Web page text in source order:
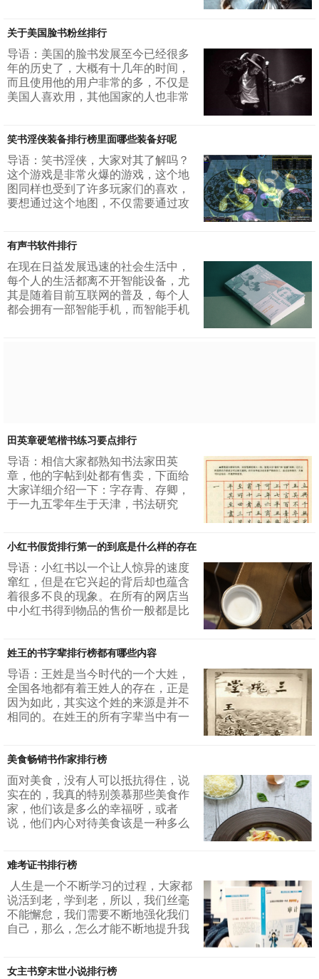
享玄幻情感小说排行版，来和我一起
看看吧。 1、我的贴身校花2、双世宠
妃3、官途4、命师5、妙味6、天遂人
意7、总裁的私有宝贝8、神医弃女
9、缘来不负你10、风裔 1、我...
关于美国脸书粉丝排行
导语：美国的脸书发展至今已经很多
年的历史了，大概有十几年的时间，
而且使用他的用户非常的多，不仅是
美国人喜欢用，其他国家的人也非常
脸书的地位非常之高他的本事的数量
先试着这个人在大家心目中的地位，
那么今天我们就来盘点一下美国念书
粉丝排行榜的前10位吧，看看在世界
上面，大家所喜爱的脸书主人都是
谁。 1.C罗2.夏奇拉3.范迪塞尔4.埃米
笑书淫侠装备排行榜里面哪些装备好呢
导语：笑书淫侠，大家对其了解吗？
这个游戏是非常火爆的游戏，这个地
图同样也受到了许多玩家们的喜欢，
要想通过这个地图，不仅需要通过攻
谁就厉害，谁就能快速的通过这幅地
图。作为新玩家们，知道这个地图里
面有哪些装备吗？笑书淫侠装备排行
榜里面哪些装备的伤害值最高呢？接
下来通过这篇文章为大家简单介绍一
下。 1.冷血狂刀2.阎罗刀3.老邪刀4.
有声书软件排行
在现在日益发展迅速的社会生活中，
每个人的生活都离不开智能设备，尤
其是随着目前互联网的普及，每个人
都会拥有一部智能手机，而智能手机
app6氧气...
田英章硬笔楷书练习要点排行
导语：相信大家都熟知书法家田英
章，他的字帖到处都有售卖，下面给
大家详细介绍一下：字存青、存卿，
于一九五零年生于天津，书法研究
任国家人事部《中国人才》杂志社副
社长，国家人事部中国书画人才研修
中心主任、中国国际书画艺术研究院
终身书法家。不少人在临摹学习他的
字帖，看他的硬笔楷书教程。今天给
大家盘点的是田英章硬笔楷书练习的
要...
小红书假货排行第一的到底是什么样的存在
导语：小红书以一个让人惊异的速度
窜红，但是在它兴起的背后却也蕴含
着很多不良的现象。在所有的网店当
中小红书得到物品的售价一般都是比
情的背后隐藏着的却是到处都是造假
的产品，它似乎成了假货的聚集地。
小红书假货排行1面膜2包包3自拍杆4
鞋子5小型家电6润唇膏7万能色口红8
三色眼影9洁面仪10电脑1面膜面膜是
小红书在所有的...
姓王的书字辈排行榜都有哪些内容
导语：王姓是当今时代的一个大姓，
全国各地都有着王姓人的存在，正是
因为如此，其实这个姓的来源是并不
相同的。在姓王的所有字辈当中有一
当中呢？接下来就让我们来探讨一下
这个问题，找到这个问题的准确的答
案。书字辈大概排行1凤地点：河南
河南这个地方王姓渊远流长，为了避
免出现一些错误，在12世之后对于这
个姓的字辈进行了重新的排行，在这
始，...
美食畅销书作家排行榜
面对美食，没有人可以抵抗得住，说
实在的，我真的特别羡慕那些美食作
家，他们该是多么的幸福呀，或者
说，他们内心对待美食该是一种多么
位于美食畅销书作家排行榜上面的。
对于美食畅销书作家排行榜，大家有
所了解吗？如果不太清楚的话，可以
一起去了解一下美食畅销书作家排行
榜！ 1.王刚&nb...
难考证书排行榜
人生是一个不断学习的过程，大家都
说活到老，学到老，所以，我们丝毫
不能懈怠，我们需要不断地强化我们
自己，那么，怎么才能不断地提升我
那就是难考的证书，大家知道难考证
女主书穿末世小说排行榜